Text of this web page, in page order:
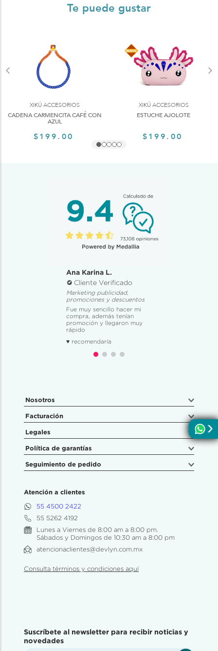
Te puede gustar
XIKÚ ACCESORIOS
CADENA CARMENCITA CAFÉ CON
AZUL
$199.00
XIKÚ ACCESORIOS
ESTUCHE AJOLOTE
$199.00
Ana Karina L.
Cliente Verificado
Marketing publicidad,
promociones y descuentos
Fue muy sencillo hacer mi
compra, además tenían
promoción y llegaron muy
rápido
♥ recomendaría
Nosotros
Facturación
Legales
Política de garantías
Seguimiento de pedido
Atención a clientes
55 4500 2422
55 5262 4192
Lunes a Viernes de 8:00 am a 8:00 pm.
Sábados y Domingos de 10:30 am a 8:00 pm
atencionaclientes@devlyn.com.mx
Consulta términos y condiciones aquí
Suscríbete al newsletter para recibir noticias y
novedades